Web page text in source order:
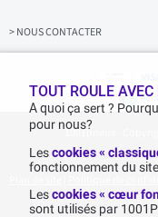
z
v
> NOUS CONTACTER
1001pneus -
TOUT ROULE
A quoi ça sert ?
pour nous?
Lescookies «
fonctionnement du
Lescookies « cœur
sont utilisés par